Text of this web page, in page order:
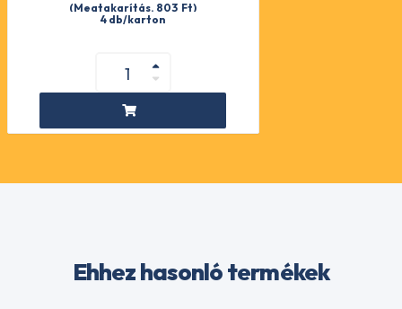
(Megtakarítás. 803 Ft)
4 db/karton
Ehhez hasonló termékek